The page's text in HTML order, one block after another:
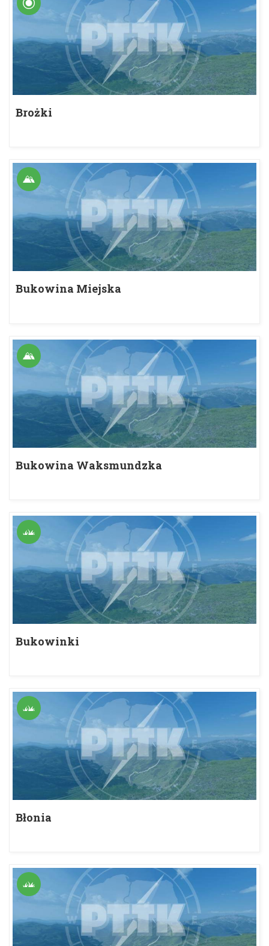
Brożki
Bukowina Miejska
Bukowina Waksmundzka
Bukowinki
Błonia